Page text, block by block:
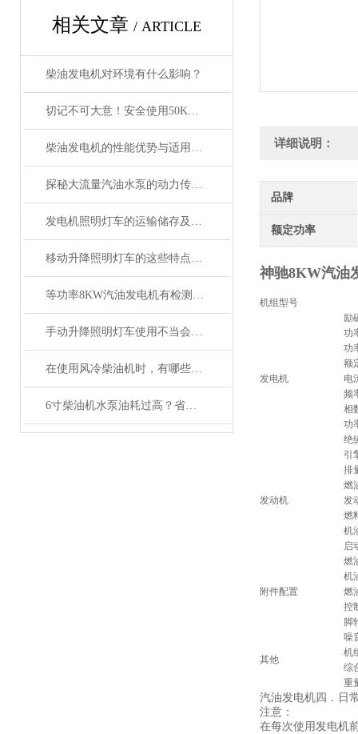
相关文章 / ARTICLE
柴油发电机对环境有什么影响？
切记不可大意！安全使用50KW柴油发电机组
柴油发电机的性能优势与适用场景
探秘大流量汽油水泵的动力传输奥秘
发电机照明灯车的运输储存及结构特性
移动升降照明灯车的这些特点便利了众多行业
等功率8KW汽油发电机有检测报告质量好
手动升降照明灯车使用不当会发生什么？
在使用风冷柴油机时，有哪些注意事项
6寸柴油机水泵油耗过高？省油运行的10个实用技巧
详细说明：
品牌
额定功率
神驰8KW汽油
机组型号
发电机
励
功
功
额
电
频
相
功
绝
发动机
引
排
燃
发
燃
机
启
附件配置
燃
机
燃
控
脚
其他
噪
机
综
重
汽油发电机四．日
注意：
在每次使用发电机